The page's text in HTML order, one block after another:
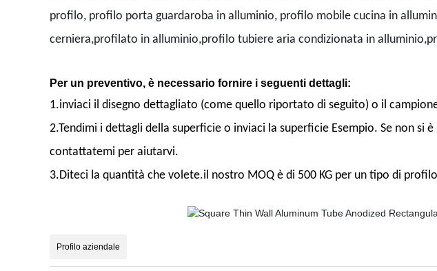
profilo, profilo porta guardaroba in alluminio, profilo mobile cucina in
cerniera,profilato in alluminio,profilo tubiere aria condizionata in
Per un preventivo, è necessario fornire i seguenti dettagli:
1.inviaci il disegno dettagliato (come quello riportato di seguito) o il
2.Tendimi i dettagli della superficie o inviaci la superficie Esempio. Se non si
contattatemi per aiutarvi.
3.Diteci la quantità che volete.il nostro MOQ è di 500 KG per un tipo di
Profilo aziendale